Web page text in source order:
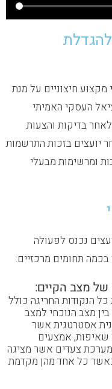
להגדלת
חיצוניים על מנת
העסקי האמיתי
בדיקות והצעות
יועצים בזכות התרשמות
ומרשימות מבעלי
נכנס לפעולה
תחומים מרכזיים:
של מצב הקיים:
הנקודות החריגה כולל
מצב הנוכחי למצב
אסטרטגית אשר
שאיפות, אמצעים
צעדים אשר מציגה
כאשר כל אחד מהן מקדמת